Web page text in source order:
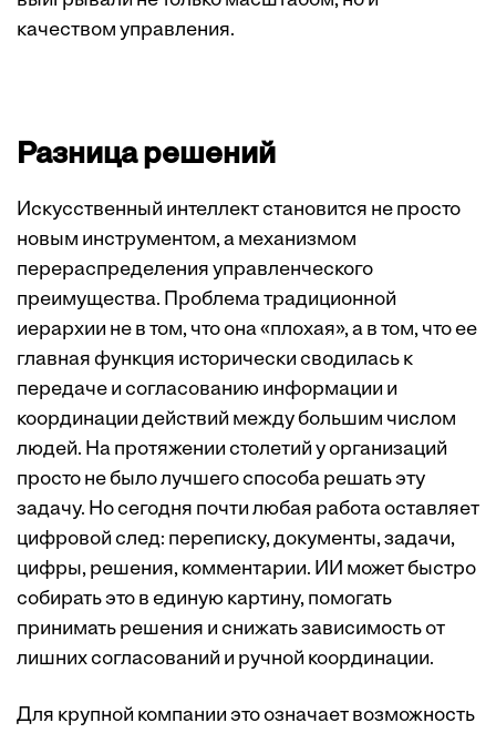
качеством управления.
Разница решений
Искусственный интеллект становится не просто
новым инструментом, а механизмом
перераспределения управленческого
преимущества. Проблема традиционной
иерархии не в том, что она «плохая», а в том, что ее
главная функция исторически сводилась к
передаче и согласованию информации и
координации действий между большим числом
людей. На протяжении столетий у организаций
просто не было лучшего способа решать эту
задачу. Но сегодня почти любая работа оставляет
цифровой след: переписку, документы, задачи,
цифры, решения, комментарии. ИИ может быстро
собирать это в единую картину, помогать
принимать решения и снижать зависимость от
лишних согласований и ручной координации.
Для крупной компании это означает возможность